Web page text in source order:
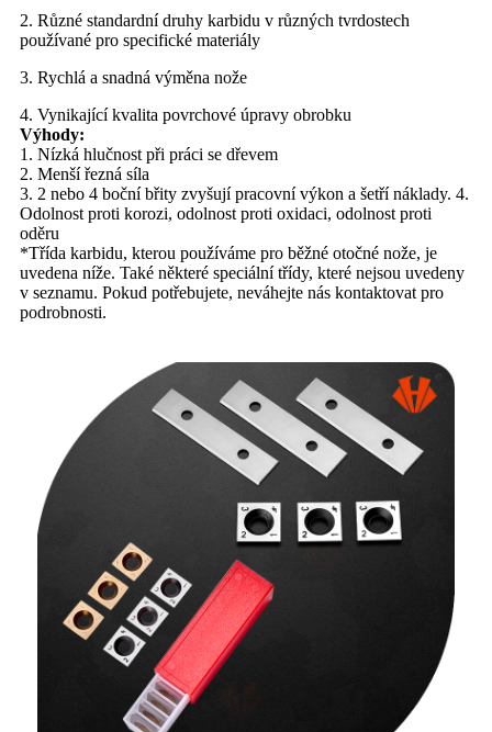
2. Různé standardní druhy karbidu v různých tvrdostech
používané pro specifické materiály
3. Rychlá a snadná výměna nože
4. Vynikající kvalita povrchové úpravy obrobku
Výhody:
1. Nízká hlučnost při práci se dřevem
2. Menší řezná síla
3. 2 nebo 4 boční břity zvyšují pracovní výkon a šetří náklady. 4.
Odolnost proti korozi, odolnost proti oxidaci, odolnost proti
oděru
*Třída karbidu, kterou používáme pro běžné otočné nože, je
uvedena níže. Také některé speciální třídy, které nejsou uvedeny
v seznamu. Pokud potřebujete, neváhejte nás kontaktovat pro
podrobnosti.